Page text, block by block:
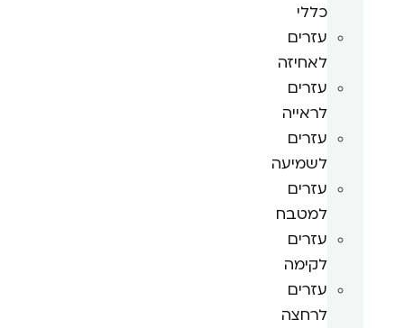
כללי
עזרים
לאחיזה
עזרים
לראייה
עזרים
לשמיעה
עזרים
למטבח
עזרים
לקימה
עזרים
לרחצה